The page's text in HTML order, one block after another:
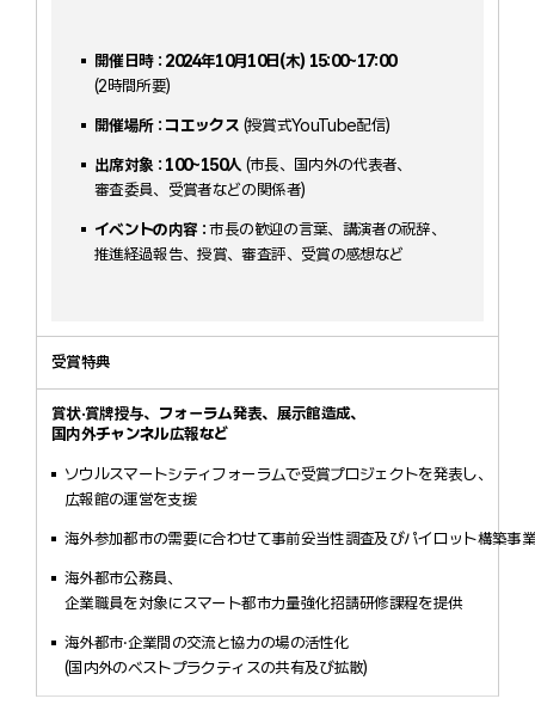
開催日時 : 2024年10月10日(木) 15:00~17:00
(2時間所要)
開催場所 : コエックス (授賞式YouTube配信)
出席対象 : 100~150人(市長、国内外の代表者、
審査委員、受賞者などの関係者)
イベントの内容 :市長の歓迎の言葉、講演者の祝辞、
推進経過報告、授賞、審査評、受賞の感想など
受賞特典
賞状·賞牌授与、フォーラム発表、展示館造成、
国内外チャンネル広報など
ソウルスマートシティフォーラムで受賞プロジェクトを発表し、
広報館の運営を支援
海外参加都市の需要に合わせて事前妥当性調査及びパイロット構築事
海外都市公務員、
企業職員を対象にスマート都市力量強化招請研修課程を提供
海外都市·企業間の交流と協力の場の活性化
(国内外のベストプラクティスの共有及び拡散)